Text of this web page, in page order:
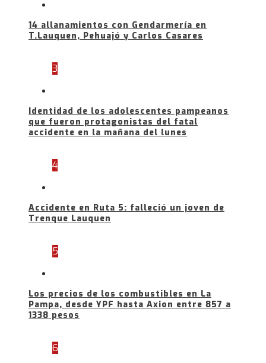
14 allanamientos con Gendarmería en
T.Lauquen, Pehuajó y Carlos Casares
3
Identidad de los adolescentes pampeanos
que fueron protagonistas del fatal
accidente en la mañana del lunes
4
Accidente en Ruta 5: falleció un joven de
Trenque Lauquen
5
Los precios de los combustibles en La
Pampa, desde YPF hasta Axion entre 857 a
1338 pesos
6